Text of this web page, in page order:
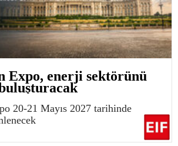
Expo, enerji sektörünü
20-21 Mayıs 2027 tarihinde